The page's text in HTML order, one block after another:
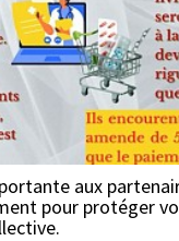
aux
pour protéger